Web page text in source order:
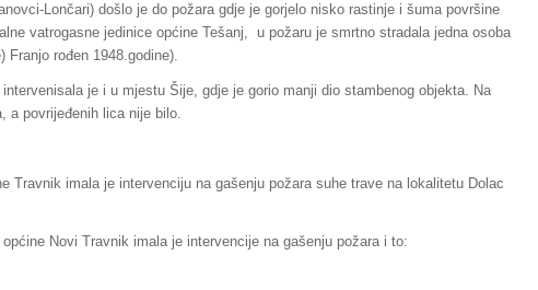
Lončari) došlo je do požara gdje je gorjelo nisko rastinje i šuma površine
vatrogasne jedinice općine Tešanj, u požaru je smrtno stradala jedna osoba
Franjo rođen 1948.godine).
je i u mjestu Šije, gdje je gorio manji dio stambenog objekta. Na
a povrijeđenih lica nije bilo.
Travnik imala je intervenciju na gašenju požara suhe trave na lokalitetu Dolac
Novi Travnik imala je intervencije na gašenju požara i to: